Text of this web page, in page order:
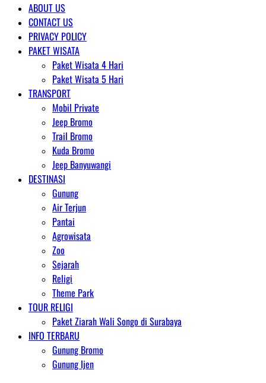
ABOUT US
CONTACT US
PRIVACY POLICY
PAKET WISATA
Paket Wisata 4 Hari
Paket Wisata 5 Hari
TRANSPORT
Mobil Private
Jeep Bromo
Trail Bromo
Kuda Bromo
Jeep Banyuwangi
DESTINASI
Gunung
Air Terjun
Pantai
Agrowisata
Zoo
Sejarah
Religi
Theme Park
TOUR RELIGI
Paket Ziarah Wali Songo di Surabaya
INFO TERBARU
Gunung Bromo
Gunung Ijen